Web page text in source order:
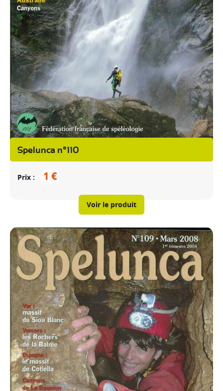
Spelunca n°110
Prix 1 €
Voir le produit